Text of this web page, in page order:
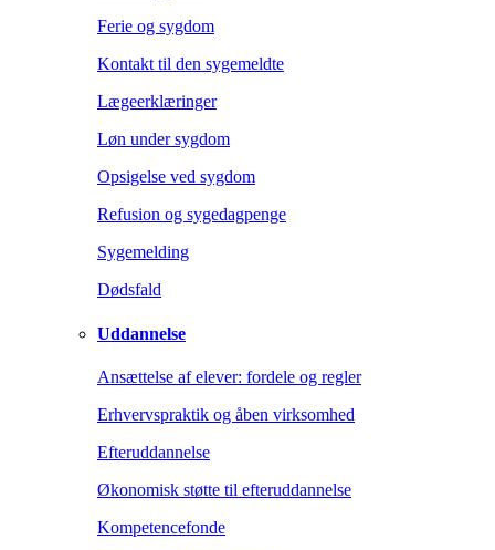
Ferie og sygdom
Kontakt til den sygemeldte
Lægeerklæringer
Løn under sygdom
Opsigelse ved sygdom
Refusion og sygedagpenge
Sygemelding
Dødsfald
Uddannelse
Ansættelse af elever: fordele og regler
Erhvervspraktik og åben virksomhed
Efteruddannelse
Økonomisk støtte til efteruddannelse
Kompetencefonde